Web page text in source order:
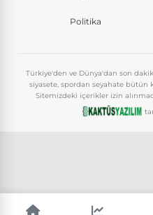
Politika
Türkiye'den ve Dünya'dan son
siyasete, spordan seyahate bütün
Sitemizdeki içerikler izin